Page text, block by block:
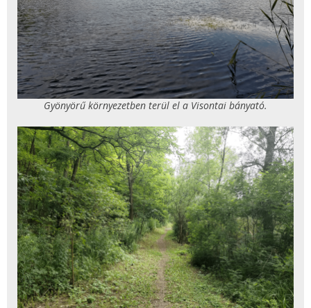
Gyönyörű környezetben terül el a Visontai bányató.